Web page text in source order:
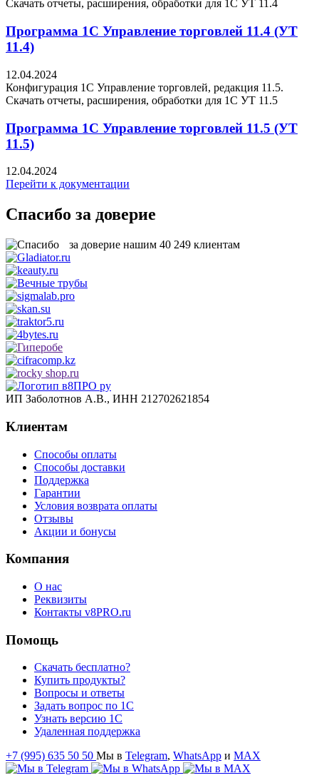
Скачать отчеты, расширения, обработки для 1C УТ 11.4
Программа 1С Управление торговлей 11.4 (УТ
11.4)
12.04.2024
Конфигурация 1С Управление торговлей, редакция 11.5.
Скачать отчеты, расширения, обработки для 1C УТ 11.5
Программа 1С Управление торговлей 11.5 (УТ
11.5)
12.04.2024
Перейти к документации
Спасибо за доверие
за доверие нашим 40 249 клиентам
ИП Заболотнов А.В., ИНН 212702621854
Клиентам
Способы оплаты
Способы доставки
Поддержка
Гарантии
Условия возврата оплаты
Отзывы
Акции и бонусы
Компания
О нас
Реквизиты
Контакты v8PRO.ru
Помощь
Скачать бесплатно?
Купить продукты?
Вопросы и ответы
Задать вопрос по 1С
Узнать версию 1С
Удаленная поддержка
+7 (995) 635 50 50 Мы в Telegram, WhatsApp и MAX